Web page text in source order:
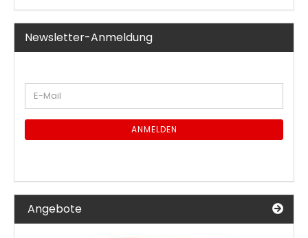
Newsletter-Anmeldung
ZUR
NEWSLETTER-
ANMELDUNG
E-
Mail
ANMELDEN
Angebote